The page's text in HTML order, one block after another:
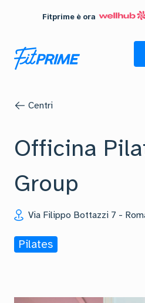
Fitprime è ora
Centri
Officina
Group
Via Filippo Bottazzi 7 -
Pilates